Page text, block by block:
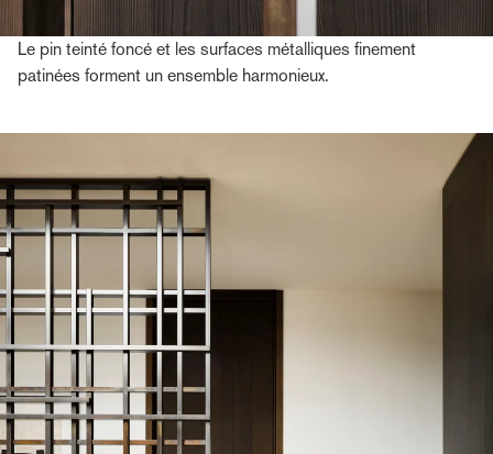
Le pin teinté foncé et les surfaces métalliques finement
patinées forment un ensemble harmonieux.